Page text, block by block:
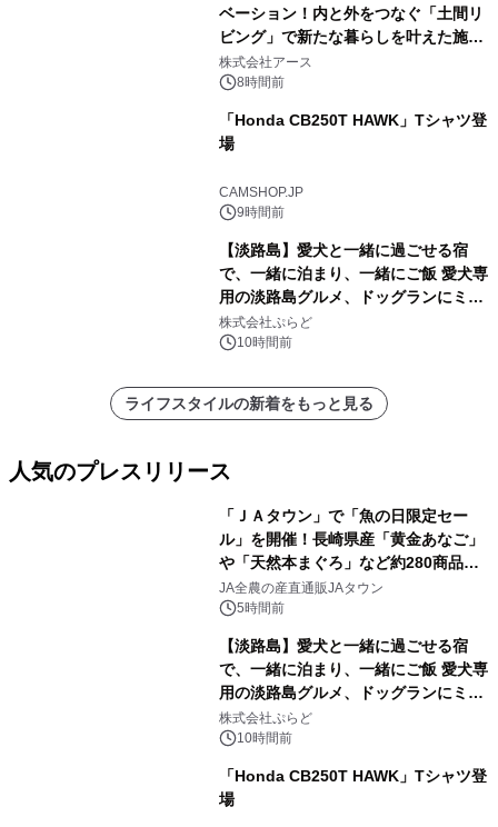
ベーション！内と外をつなぐ「土間リ
ビング」で新たな暮らしを叶えた施工
事例を株式会社アースが公開
株式会社アース
8時間前
「Honda CB250T HAWK」Tシャツ登
場
CAMSHOP.JP
9時間前
【淡路島】愛犬と一緒に過ごせる宿
で、一緒に泊まり、一緒にご飯 愛犬専
用の淡路島グルメ、ドッグランにミニ
プール グランピングとトレーラーハウ
スの2施設で
株式会社ぷらど
10時間前
ライフスタイルの新着をもっと見る
人気のプレスリリース
「ＪＡタウン」で「魚の日限定セー
ル」を開催！長崎県産「黄金あなご」
や「天然本まぐろ」など約280商品を
販売！～毎月１０日の定例企画～
JA全農の産直通販JAタウン
5時間前
【淡路島】愛犬と一緒に過ごせる宿
で、一緒に泊まり、一緒にご飯 愛犬専
用の淡路島グルメ、ドッグランにミニ
プール グランピングとトレーラーハウ
スの2施設で
株式会社ぷらど
10時間前
「Honda CB250T HAWK」Tシャツ登
場